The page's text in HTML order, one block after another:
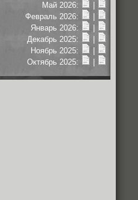
Май 2026:
Февраль 2026:
Январь 2026:
Декабрь 2025:
Ноябрь 2025:
Октябрь 2025: